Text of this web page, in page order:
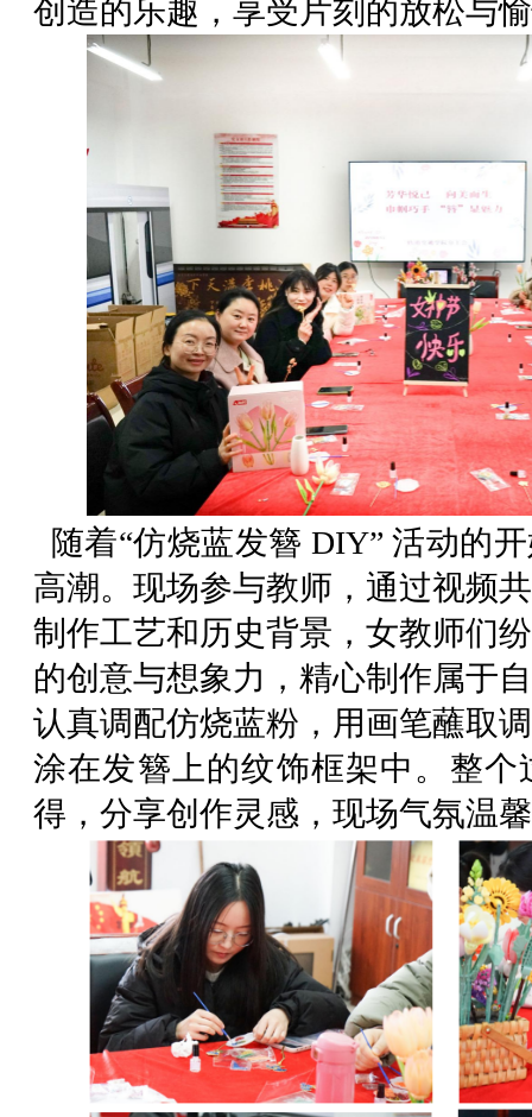
创造的乐趣，享受片刻的放松与
随着“仿烧蓝发簪 DIY” 活动的
高潮。现场参与教师，通过视频
制作工艺和历史背景，女教师们
的创意与想象力，精心制作属于
认真调配仿烧蓝粉，用画笔蘸取
涂在发簪上的纹饰框架中。整
得，分享创作灵感，现场气氛温